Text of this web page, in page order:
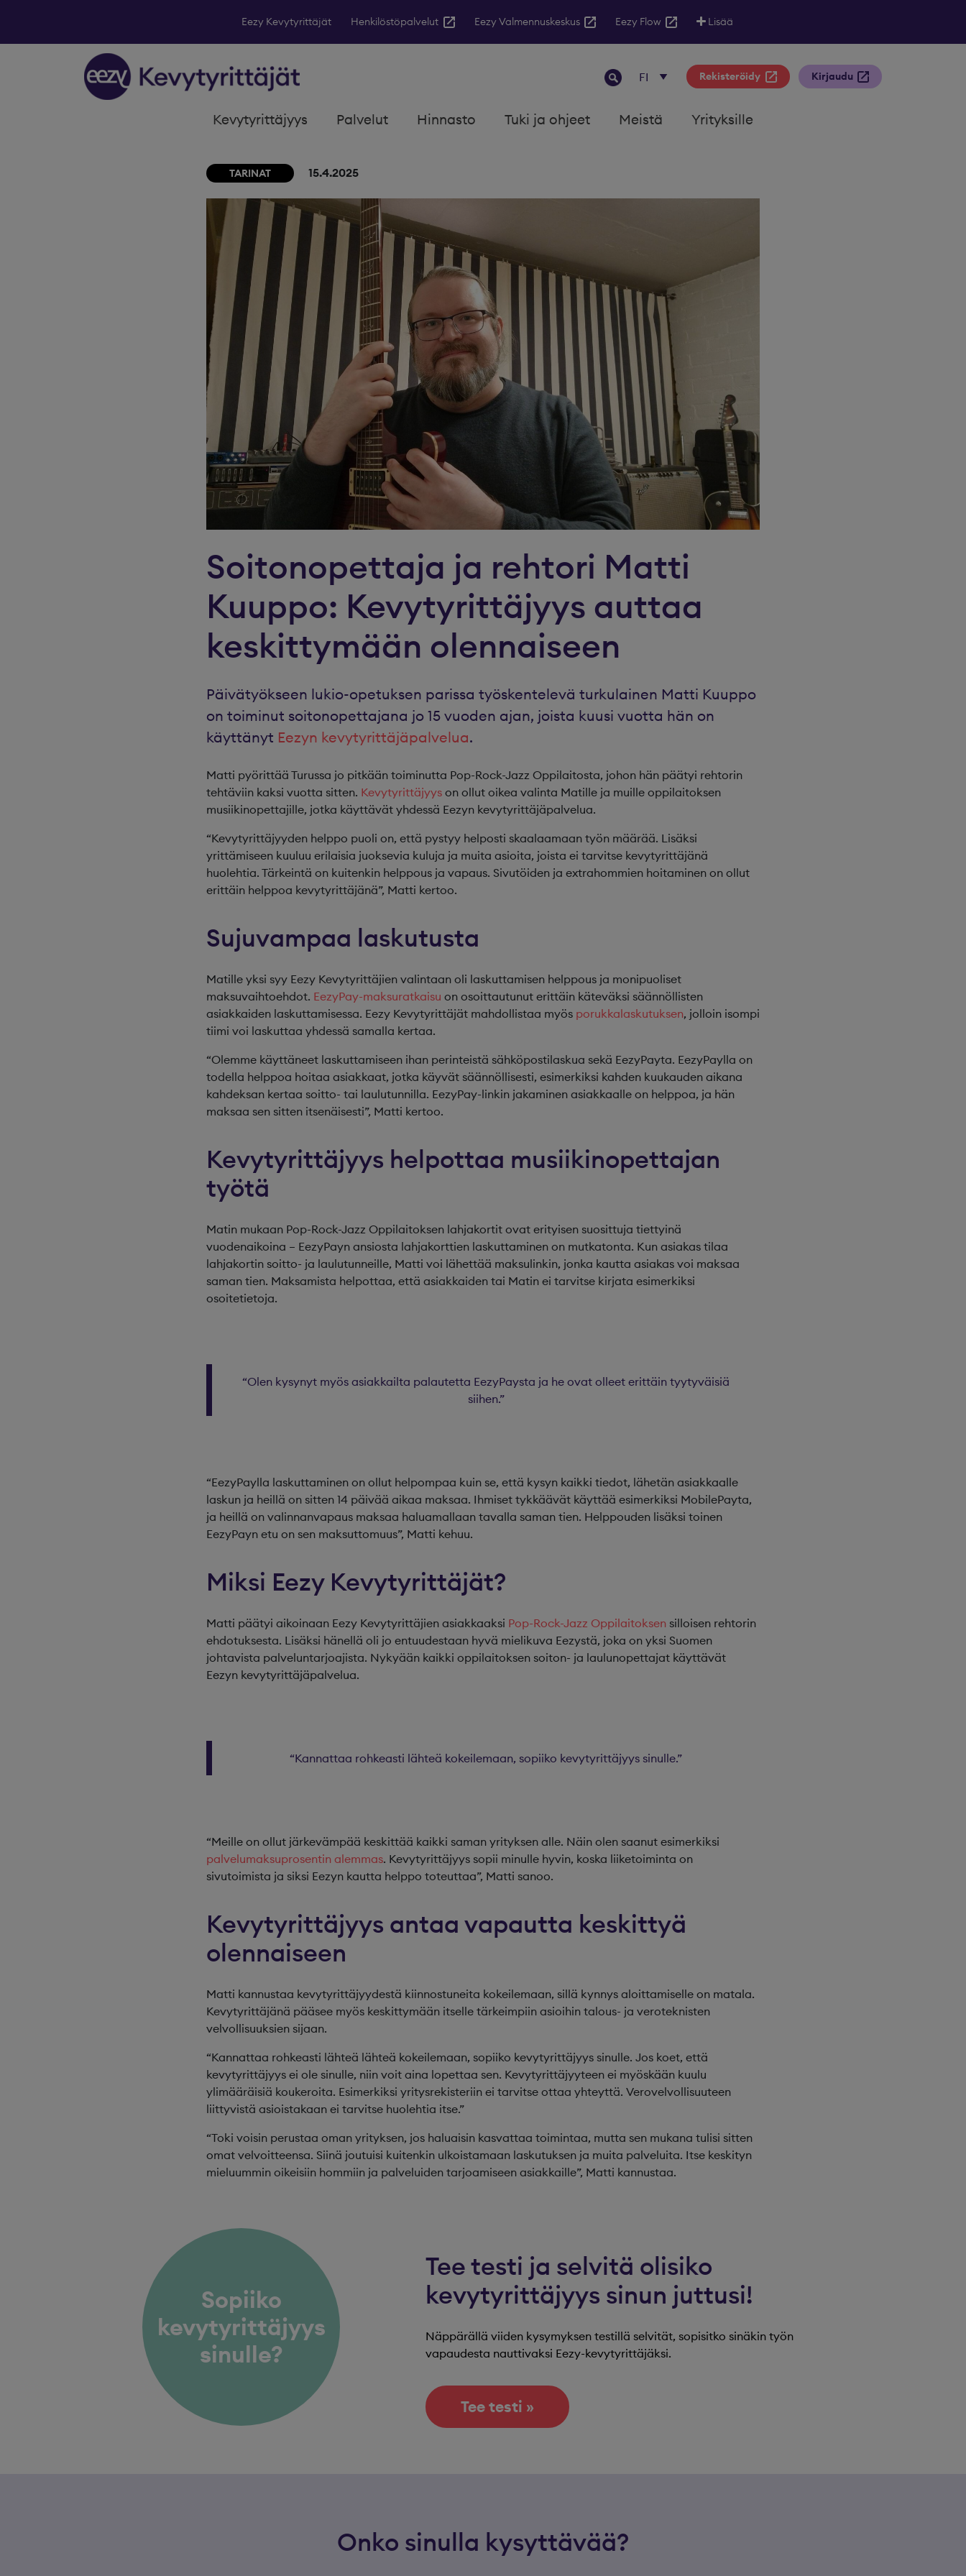
Eezy Kevytyrittäjät Henkilöstöpalvelut Eezy Valmennuskeskus Eezy Flow Lisää
Rekisteröidy Kirjaudu
Kevytyrittäjyys Palvelut Hinnasto Tuki ja ohjeet Meistä Yrityksille
TARINAT 15.4.2025
Soitonopettaja ja rehtori Matti
Kuuppo: Kevytyrittäjyys auttaa
keskittymään olennaiseen
Päivätyökseen lukio-opetuksen parissa työskentelevä turkulainen Matti Kuuppo
on toiminut soitonopettajana jo 15 vuoden ajan, joista kuusi vuotta hän on
käyttänyt Eezyn kevytyrittäjäpalvelua.
Matti pyörittää Turussa jo pitkään toiminutta Pop-Rock-Jazz Oppilaitosta, johon hän päätyi rehtorin
tehtäviin kaksi vuotta sitten. Kevytyrittäjyys on ollut oikea valinta Matille ja muille oppilaitoksen
musiikinopettajille, jotka käyttävät yhdessä Eezyn kevytyrittäjäpalvelua.
“Kevytyrittäjyyden helppo puoli on, että pystyy helposti skaalaamaan työn määrää. Lisäksi
yrittämiseen kuuluu erilaisia juoksevia kuluja ja muita asioita, joista ei tarvitse kevytyrittäjänä
huolehtia. Tärkeintä on kuitenkin helppous ja vapaus. Sivutöiden ja extrahommien hoitaminen on ollut
erittäin helppoa kevytyrittäjänä”, Matti kertoo.
Sujuvampaa laskutusta
Matille yksi syy Eezy Kevytyrittäjien valintaan oli laskuttamisen helppous ja monipuoliset
maksuvaihtoehdot. EezyPay-maksuratkaisu on osoittautunut erittäin käteväksi säännöllisten
asiakkaiden laskuttamisessa. Eezy Kevytyrittäjät mahdollistaa myös porukkalaskutuksen, jolloin isompi
tiimi voi laskuttaa yhdessä samalla kertaa.
“Olemme käyttäneet laskuttamiseen ihan perinteistä sähköpostilaskua sekä EezyPayta. EezyPaylla on
todella helppoa hoitaa asiakkaat, jotka käyvät säännöllisesti, esimerkiksi kahden kuukauden aikana
kahdeksan kertaa soitto- tai laulutunnilla. EezyPay-linkin jakaminen asiakkaalle on helppoa, ja hän
maksaa sen sitten itsenäisesti”, Matti kertoo.
Kevytyrittäjyys helpottaa musiikinopettajan
työtä
Matin mukaan Pop-Rock-Jazz Oppilaitoksen lahjakortit ovat erityisen suosittuja tiettyinä
vuodenaikoina – EezyPayn ansiosta lahjakorttien laskuttaminen on mutkatonta. Kun asiakas tilaa
lahjakortin soitto- ja laulutunneille, Matti voi lähettää maksulinkin, jonka kautta asiakas voi maksaa
saman tien. Maksamista helpottaa, että asiakkaiden tai Matin ei tarvitse kirjata esimerkiksi
osoitetietoja.
“Olen kysynyt myös asiakkailta palautetta EezyPaysta ja he ovat olleet erittäin tyytyväisiä
siihen.”
“EezyPaylla laskuttaminen on ollut helpompaa kuin se, että kysyn kaikki tiedot, lähetän asiakkaalle
laskun ja heillä on sitten 14 päivää aikaa maksaa. Ihmiset tykkäävät käyttää esimerkiksi MobilePayta,
ja heillä on valinnanvapaus maksaa haluamallaan tavalla saman tien. Helppouden lisäksi toinen
EezyPayn etu on sen maksuttomuus”, Matti kehuu.
Miksi Eezy Kevytyrittäjät?
Matti päätyi aikoinaan Eezy Kevytyrittäjien asiakkaaksi Pop-Rock-Jazz Oppilaitoksen silloisen rehtorin
ehdotuksesta. Lisäksi hänellä oli jo entuudestaan hyvä mielikuva Eezystä, joka on yksi Suomen
johtavista palveluntarjoajista. Nykyään kaikki oppilaitoksen soiton- ja laulunopettajat käyttävät
Eezyn kevytyrittäjäpalvelua.
“Kannattaa rohkeasti lähteä kokeilemaan, sopiiko kevytyrittäjyys sinulle.”
“Meille on ollut järkevämpää keskittää kaikki saman yrityksen alle. Näin olen saanut esimerkiksi
palvelumaksuprosentin alemmas. Kevytyrittäjyys sopii minulle hyvin, koska liiketoiminta on
sivutoimista ja siksi Eezyn kautta helppo toteuttaa”, Matti sanoo.
Kevytyrittäjyys antaa vapautta keskittyä
olennaiseen
Matti kannustaa kevytyrittäjyydestä kiinnostuneita kokeilemaan, sillä kynnys aloittamiselle on matala.
Kevytyrittäjänä pääsee myös keskittymään itselle tärkeimpiin asioihin talous- ja veroteknisten
velvollisuuksien sijaan.
“Kannattaa rohkeasti lähteä lähteä kokeilemaan, sopiiko kevytyrittäjyys sinulle. Jos koet, että
kevytyrittäjyys ei ole sinulle, niin voit aina lopettaa sen. Kevytyrittäjyyteen ei myöskään kuulu
ylimääräisiä koukeroita. Esimerkiksi yritysrekisteriin ei tarvitse ottaa yhteyttä. Verovelvollisuuteen
liittyvistä asioistakaan ei tarvitse huolehtia itse.”
“Toki voisin perustaa oman yrityksen, jos haluaisin kasvattaa toimintaa, mutta sen mukana tulisi sitten
omat velvoitteensa. Siinä joutuisi kuitenkin ulkoistamaan laskutuksen ja muita palveluita. Itse keskityn
mieluummin oikeisiin hommiin ja palveluiden tarjoamiseen asiakkaille”, Matti kannustaa.
Sopiiko
kevytyrittäjyys
sinulle?
Tee testi ja selvitä olisiko
kevytyrittäjyys sinun juttusi!
Näppärällä viiden kysymyksen testillä selvität, sopisitko sinäkin työn
vapaudesta nauttivaksi Eezy-kevytyrittäjäksi.
Tee testi »
Onko sinulla kysyttävää?